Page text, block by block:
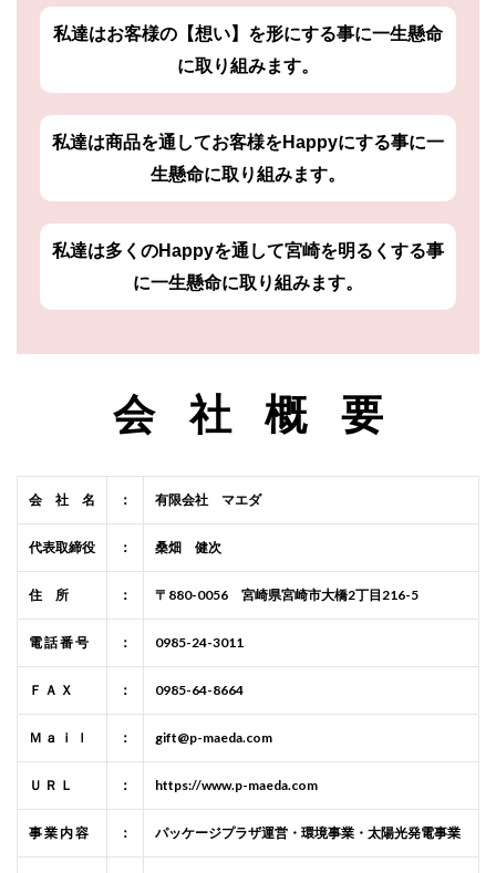
私達はお客様の【想い】を形にする事に一生懸命
に取り組みます。
私達は商品を通してお客様をHappyにする事に一
生懸命に取り組みます。
私達は多くのHappyを通して宮崎を明るくする事
に一生懸命に取り組みます。
会社概 要
会 社 名 ： 有限会社 マエダ
代表取締役 ： 桑畑 健次
住 所 ： 〒880-0056 宮崎県宮崎市大橋2丁目216-5
電 話 番 号 ： 0985-24-3011
Ｆ Ａ Ｘ ： 0985-64-8664
Ｍ ａ ｉ ｌ ： gift@p-maeda.com
Ｕ Ｒ Ｌ ： https://www.p-maeda.com
事 業 内 容 ： パッケージプラザ運営・環境事業・太陽光発電事業